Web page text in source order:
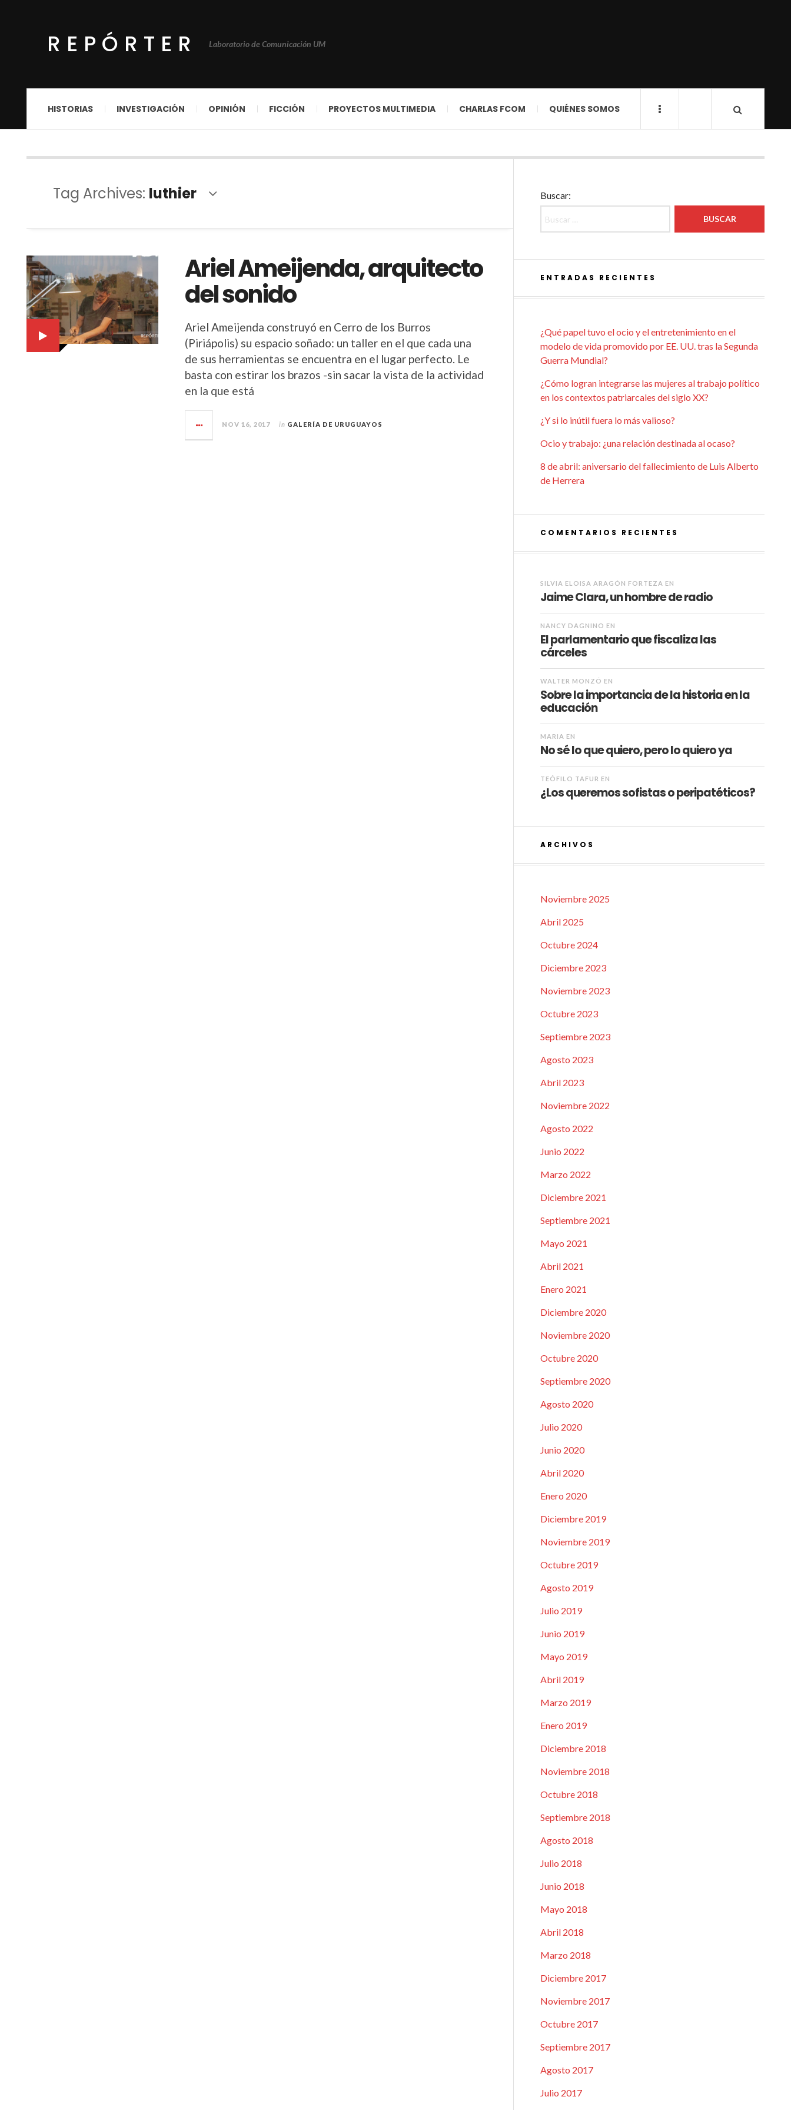
REPÓRTER Laboratorio de Comunicación UM
HISTORIAS INVESTIGACIÓN OPINIÓN FICCIÓN PROYECTOS MULTIMEDIA CHARLAS FCOM QUIÉNES SOMOS
Tag Archives: luthier
Ariel Ameijenda, arquitecto
del sonido
Ariel Ameijenda construyó en Cerro de los Burros
(Piriápolis) su espacio soñado: un taller en el que cada una
de sus herramientas se encuentra en el lugar perfecto. Le
basta con estirar los brazos -sin sacar la vista de la actividad
en la que está
NOV 16, 2017 in GALERÍA DE URUGUAYOS
Buscar:
ENTRADAS RECIENTES
¿Qué papel tuvo el ocio y el entretenimiento en el
modelo de vida promovido por EE. UU. tras la Segunda
Guerra Mundial?
¿Cómo logran integrarse las mujeres al trabajo político
en los contextos patriarcales del siglo XX?
¿Y si lo inútil fuera lo más valioso?
Ocio y trabajo: ¿una relación destinada al ocaso?
8 de abril: aniversario del fallecimiento de Luis Alberto
de Herrera
COMENTARIOS RECIENTES
SILVIA ELOISA ARAGÓN FORTEZA EN
Jaime Clara, un hombre de radio
NANCY DAGNINO EN
El parlamentario que fiscaliza las
cárceles
WALTER MONZÓ EN
Sobre la importancia de la historia en la
educación
MARIA EN
No sé lo que quiero, pero lo quiero ya
TEÓFILO TAFUR EN
¿Los queremos sofistas o peripatéticos?
ARCHIVOS
Noviembre 2025
Abril 2025
Octubre 2024
Diciembre 2023
Noviembre 2023
Octubre 2023
Septiembre 2023
Agosto 2023
Abril 2023
Noviembre 2022
Agosto 2022
Junio 2022
Marzo 2022
Diciembre 2021
Septiembre 2021
Mayo 2021
Abril 2021
Enero 2021
Diciembre 2020
Noviembre 2020
Octubre 2020
Septiembre 2020
Agosto 2020
Julio 2020
Junio 2020
Abril 2020
Enero 2020
Diciembre 2019
Noviembre 2019
Octubre 2019
Agosto 2019
Julio 2019
Junio 2019
Mayo 2019
Abril 2019
Marzo 2019
Enero 2019
Diciembre 2018
Noviembre 2018
Octubre 2018
Septiembre 2018
Agosto 2018
Julio 2018
Junio 2018
Mayo 2018
Abril 2018
Marzo 2018
Diciembre 2017
Noviembre 2017
Octubre 2017
Septiembre 2017
Agosto 2017
Julio 2017